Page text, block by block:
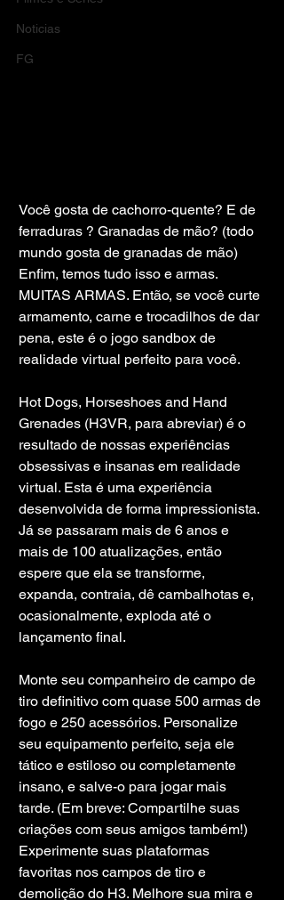
Noticias
FG
Você gosta de cachorro-quente? E de
ferraduras ? Granadas de mão? (todo
mundo gosta de granadas de mão)
Enfim, temos tudo isso e armas.
MUITAS ARMAS. Então, se você curte
armamento, carne e trocadilhos de dar
pena, este é o jogo sandbox de
realidade virtual perfeito para você.
Hot Dogs, Horseshoes and Hand
Grenades (H3VR, para abreviar) é o
resultado de nossas experiências
obsessivas e insanas em realidade
virtual. Esta é uma experiência
desenvolvida de forma impressionista.
Já se passaram mais de 6 anos e
mais de 100 atualizações, então
espere que ela se transforme,
expanda, contraia, dê cambalhotas e,
ocasionalmente, exploda até o
lançamento final.
Monte seu companheiro de campo de
tiro definitivo com quase 500 armas de
fogo e 250 acessórios. Personalize
seu equipamento perfeito, seja ele
tático e estiloso ou completamente
insano, e salve-o para jogar mais
tarde. (Em breve: Compartilhe suas
criações com seus amigos também!)
Experimente suas plataformas
favoritas nos campos de tiro e
demolição do H3. Melhore sua mira e